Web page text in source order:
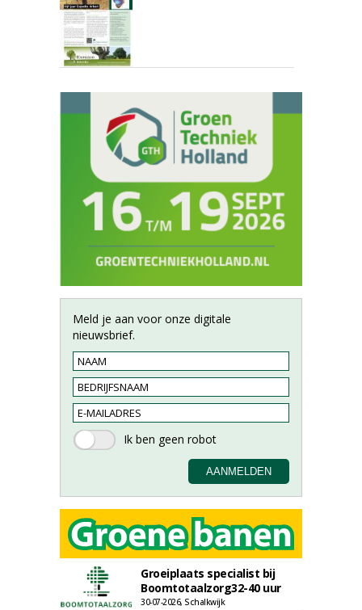
Meld je aan voor onze digitale
nieuwsbrief.
Groeiplaats specialist bij
Boomtotaalzorg32-40 uur
30-07-2026, Schalkwijk